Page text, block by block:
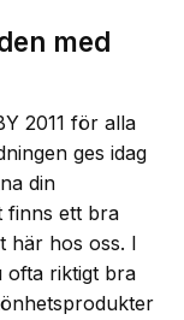
med
2011 för alla
ges idag
din
finns ett bra
här hos oss. I
ofta riktigt bra